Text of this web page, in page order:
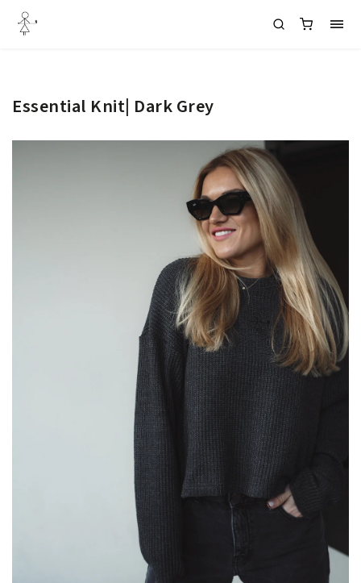
Essential Knit| Dark Grey